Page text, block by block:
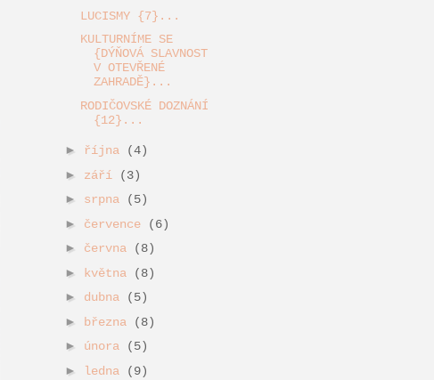
LUCISMY {7}...
KULTURNÍME SE
{DÝŇOVÁ SLAVNOST
V OTEVŘENÉ
ZAHRADĚ}...
RODIČOVSKÉ DOZNÁNÍ
{12}...
► října
(4)
► září
(3)
► srpna
(5)
► července
(6)
► června
(8)
► května
(8)
► dubna
(5)
► března
(8)
► února
(5)
►
ledna (9)